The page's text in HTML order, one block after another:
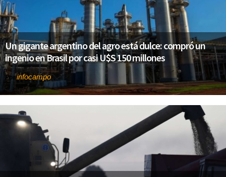
Un gigante argentino del agro está dulce: compró un
ingenio en Brasil por casi U$S 150 millones
Porinfocampo